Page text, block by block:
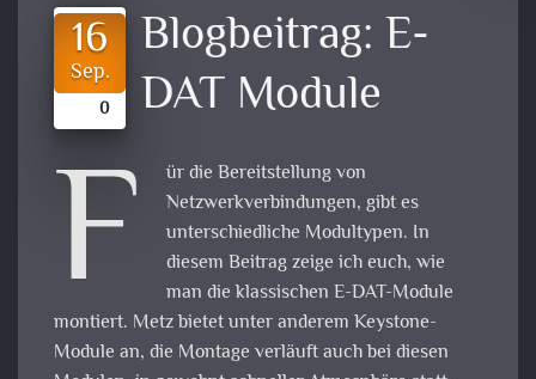
16
Sep.
0
Blogbeitrag: E-
DAT Module
F
ür die Bereitstellung von
Netzwerkverbindungen, gibt es
unterschiedliche Modultypen. In
diesem Beitrag zeige ich euch, wie
man die klassischen E-DAT-Module
montiert. Metz bietet unter anderem Keystone-
Module an, die Montage verläuft auch bei diesen